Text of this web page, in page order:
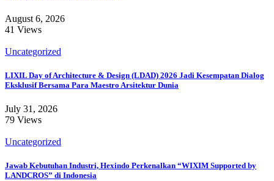
August 6, 2026
41 Views
Uncategorized
LIXIL Day of Architecture & Design (LDAD) 2026 Jadi Kesempatan Dialog
Eksklusif Bersama Para Maestro Arsitektur Dunia
July 31, 2026
79 Views
Uncategorized
Jawab Kebutuhan Industri, Hexindo Perkenalkan “WIXIM Supported by
LANDCROS” di Indonesia